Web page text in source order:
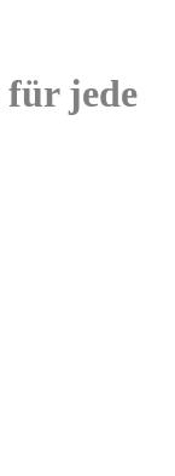
für jede